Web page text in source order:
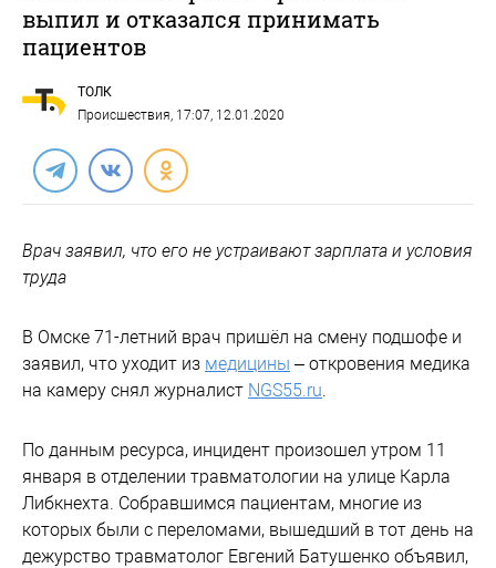
выпил и отказался принимать
пациентов
ТОЛК
Происшествия, 17:07, 12.01.2020
Врач заявил, что его не устраивают зарплата и условия
труда
В Омске 71-летний врач пришёл на смену подшофе и
заявил, что уходит из медицины – откровения медика
на камеру снял журналист NGS55.ru.
По данным ресурса, инцидент произошел утром 11
января в отделении травматологии на улице Карла
Либкнехта. Собравшимся пациентам, многие из
которых были с переломами, вышедший в тот день на
дежурство травматолог Евгений Батушенко объявил,